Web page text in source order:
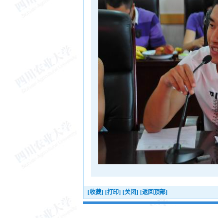
[收藏] [打印] [关闭] [返回顶部]